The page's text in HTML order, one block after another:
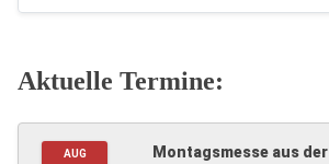
Aktuelle Termine:
AUG
Montagsmesse aus der